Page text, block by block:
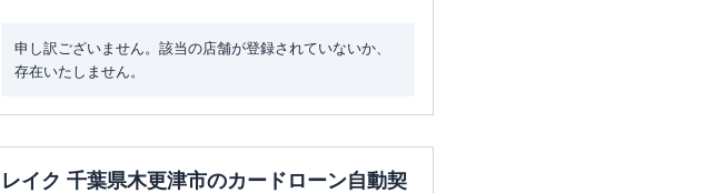
申し訳ございません。該当の店舗が登録されていないか、
存在いたしません。
レイク 千葉県木更津市のカードローン自動契